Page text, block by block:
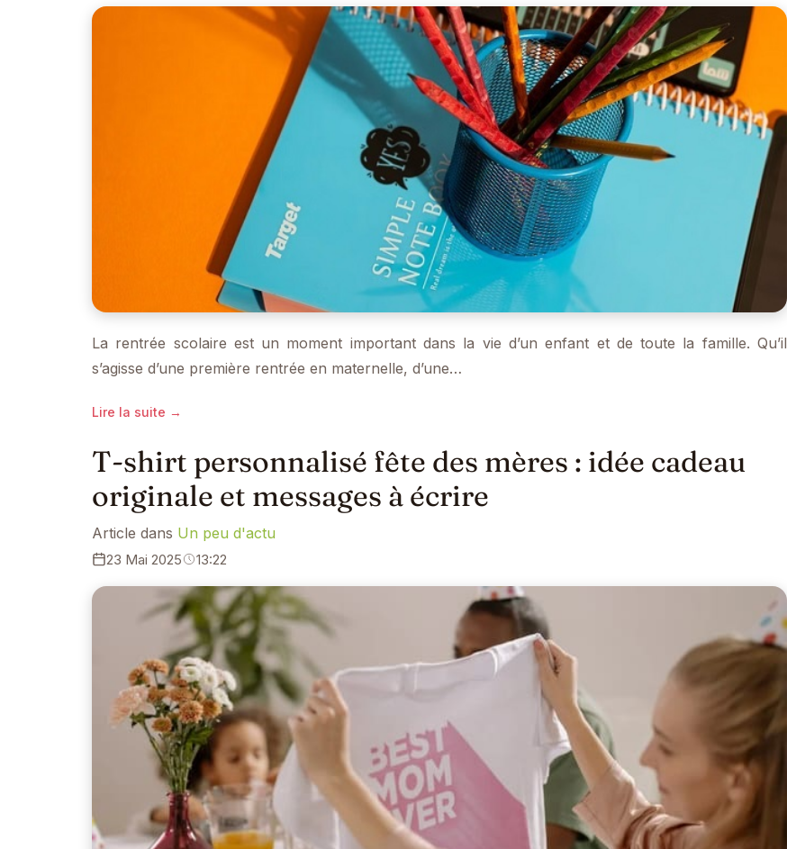
La rentrée scolaire est un moment important dans la vie d’un enfant et de toute la famille. Qu’il
s’agisse d’une première rentrée en maternelle, d’une…
Lire la suite →
T-shirt personnalisé fête des mères : idée cadeau
originale et messages à écrire
Article dans Un peu d'actu
23 Mai 2025 13:22